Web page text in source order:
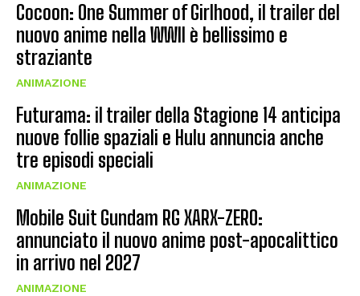
Cocoon: One Summer of Girlhood, il trailer del
nuovo anime nella WWII è bellissimo e
straziante
ANIMAZIONE
Futurama: il trailer della Stagione 14 anticipa
nuove follie spaziali e Hulu annuncia anche
tre episodi speciali
ANIMAZIONE
Mobile Suit Gundam RG XARX-ZERO:
annunciato il nuovo anime post-apocalittico
in arrivo nel 2027
ANIMAZIONE